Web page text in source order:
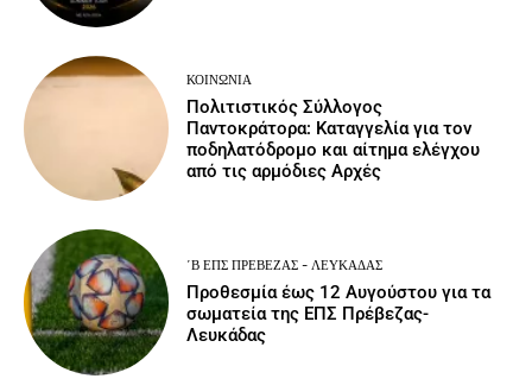
ΚΟΙΝΩΝΙΑ
Πολιτιστικός Σύλλογος
Παντοκράτορα: Καταγγελία για τον
ποδηλατόδρομο και αίτημα ελέγχου
από τις αρμόδιες Αρχές
΄Β ΕΠΣ ΠΡΈΒΕΖΑΣ - ΛΕΥΚΆΔΑΣ
Προθεσμία έως 12 Αυγούστου για τα
σωματεία της ΕΠΣ Πρέβεζας-
Λευκάδας